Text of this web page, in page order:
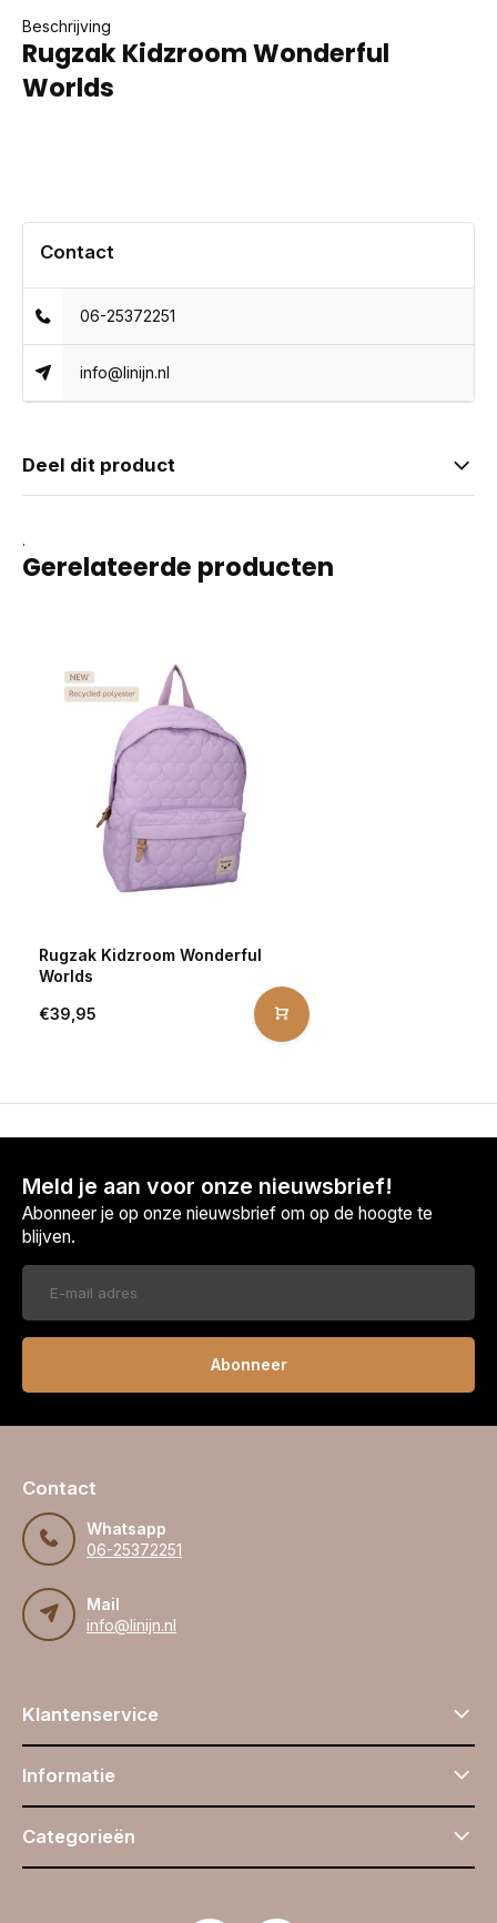
Beschrijving
Rugzak Kidzroom Wonderful
Worlds
Contact
06-25372251
info@linijn.nl
Deel dit product
.
Gerelateerde producten
Rugzak Kidzroom Wonderful
Worlds
€39,95
Meld je aan voor onze nieuwsbrief!
Abonneer je op onze nieuwsbrief om op de hoogte te
blijven.
Abonneer
Contact
Whatsapp
06-25372251
Mail
info@linijn.nl
Klantenservice
Informatie
Categorieën